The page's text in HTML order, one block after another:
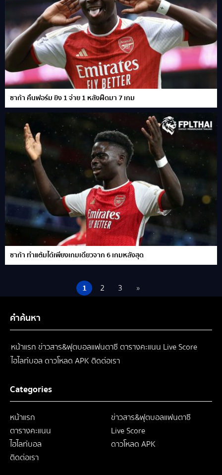
ซาก้า คืนฟอร์ม ยิง 1 จ่าย 1 หลังฝืดมา 7 เกม
ซาก้า ทำแต้มได้เพียงเกมเดียวจาก 6 เกมหลังสุด
1 2 3 »
คำค้นหา
หน้าแรก ข่าวสาร&ฟุตบอลแฟนตาซีตารางคะแนน Live Score
ไฮไลท์บอลดาวโหลด APKติดต่อเรา
Categories
หน้าแรก
ข่าวสาร&ฟุตบอลแฟนตาซี
ตารางคะแนน
Live Score
ไฮไลท์บอล
ดาวโหลด APK
ติดต่อเรา